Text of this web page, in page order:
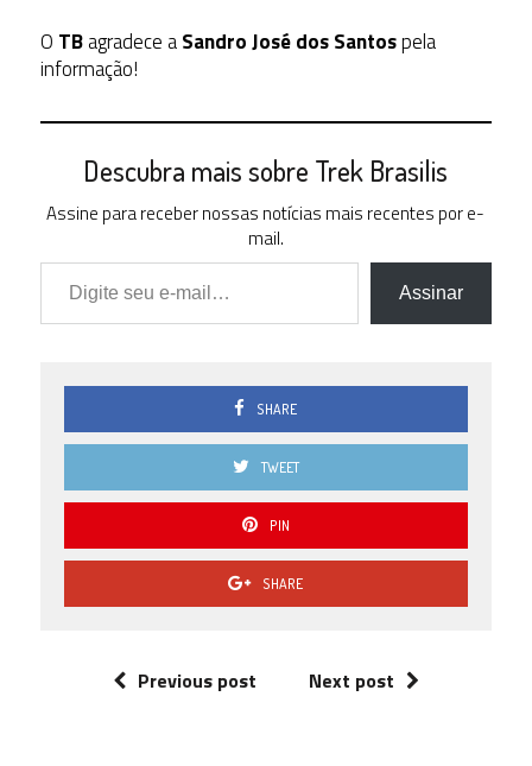
O TBagradece aSandro José dos Santospela
informação!
Descubra mais sobre Trek Brasilis
Assine para receber nossas notícias mais recentes por e-
mail.
Digite seu e-mail…
Assinar
SHARE
TWEET
PIN
SHARE
Previous post Next post